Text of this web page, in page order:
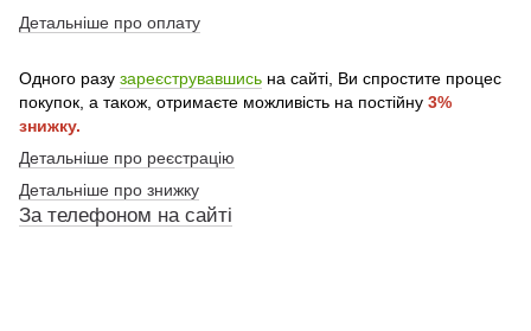
Детальніше про оплату
Одного разу зареєструвавшись на сайті, Ви спростите процес
покупок, а також, отримаєте можливість на постійну 3%
знижку.
Детальніше про реєстрацію
Детальніше про знижку
За телефоном на сайті